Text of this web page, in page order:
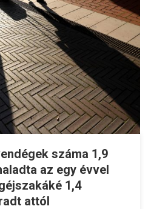
száma 1,9
az egy évvel
1,4
attól